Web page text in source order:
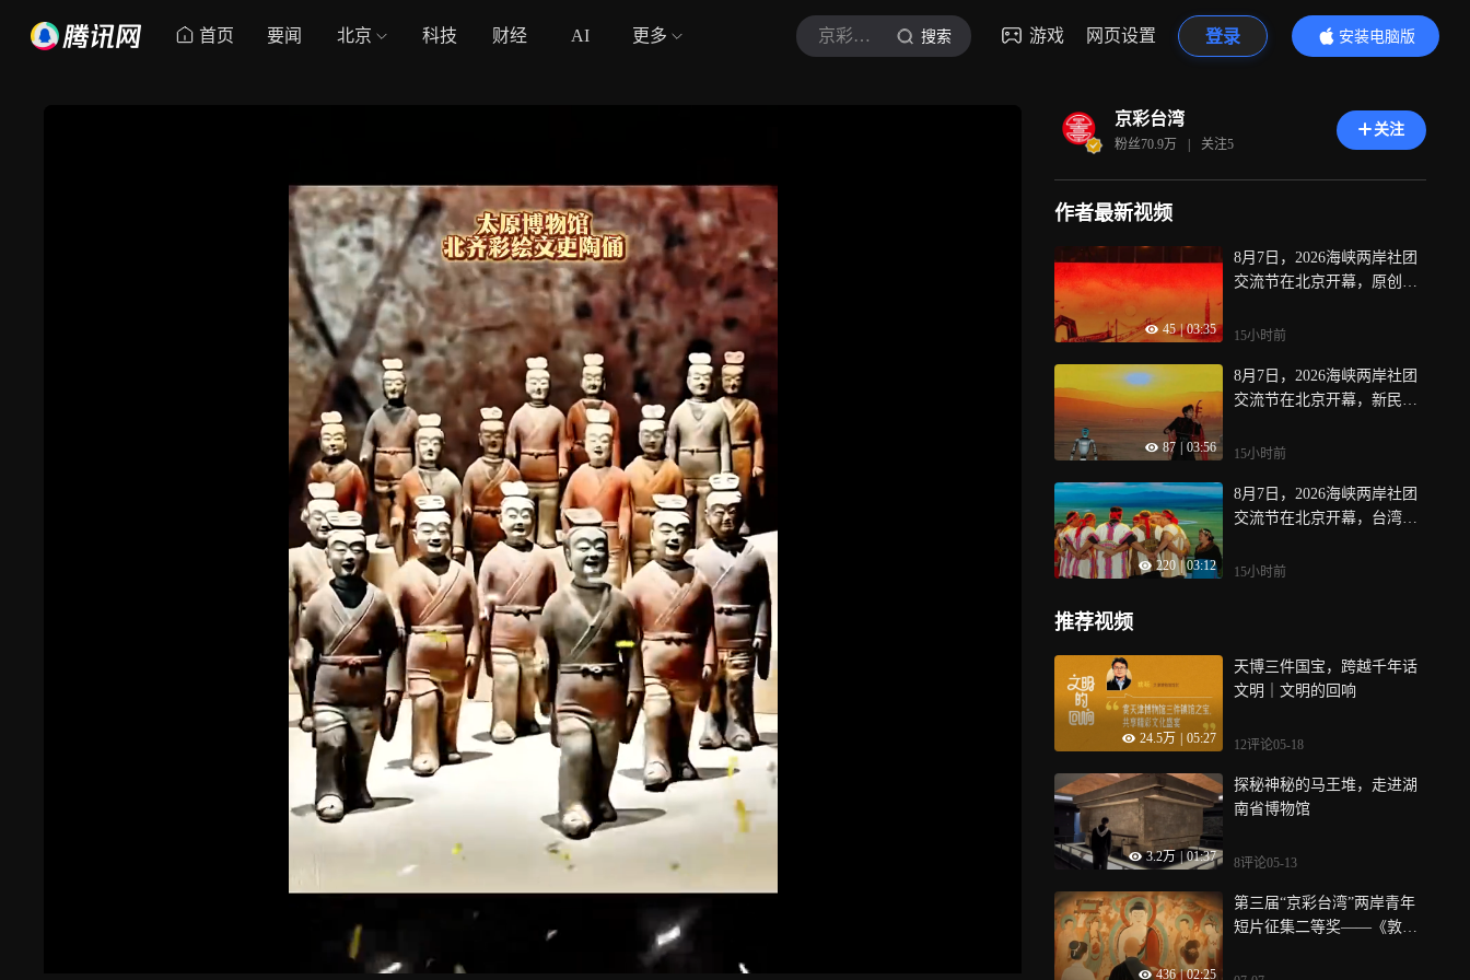
首页 要闻 北京 科技 财经 AI 更多 京彩台湾 搜索 游戏 网页设置 登录
安装电脑版
内容更精彩
京彩台湾
粉丝70.9万 | 关注5
关注
作者最新视频
45 | 03:35
8月7日，2026海峡两岸社团
交流节在北京开幕，原创音
帆、金天
15小时前
87 03:56
8月7日，2026海峡两岸社团
交流节在北京开幕，新民乐
者：章磊、青瓷乐坊
15小时前
220 | 03:12
8月7日，2026海峡两岸社团
交流节在北京开幕，台湾少
人》，表演者：台湾少数民
15小时前
推荐视频
24.5万 05:27
天博三件国宝，跨越千年话
文明｜文明的回响
12评论05-18
3.2万 01:37
探秘神秘的马王堆，走进湖
南省博物馆
8评论05-13
436 | 02:25
第三届“京彩台湾”两岸青年
短片征集二等奖——《敦煌